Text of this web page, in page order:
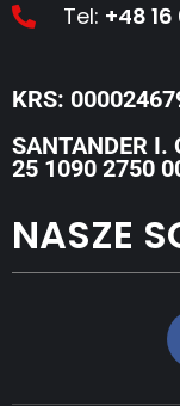
Tel: +48
KRS:
SANTANDER I.
25 1090 2750
NASZE